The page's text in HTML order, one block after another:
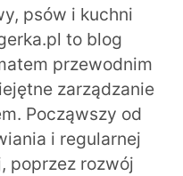
psów i kuchni
to blog
przewodnim
zarządzanie
Począwszy od
i regularnej
poprzez rozwój